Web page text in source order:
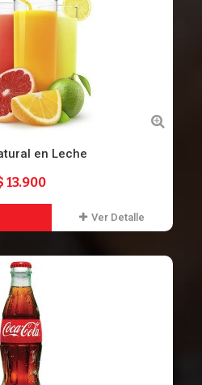
en Leche
13.900
Ver Detalle